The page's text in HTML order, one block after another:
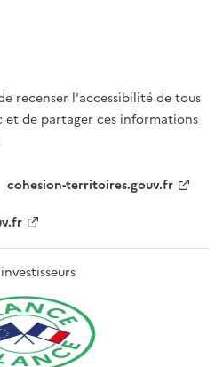
recenser l'accessibilité de tous
et de partager ces informations
cohesion-territoires.gouv.fr